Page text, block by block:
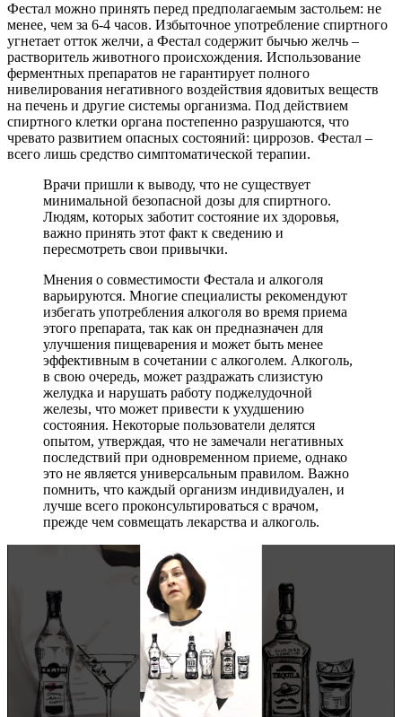
Фестал можно принять перед предполагаемым застольем: не
менее, чем за 6-4 часов. Избыточное употребление спиртного
угнетает отток желчи, а Фестал содержит бычью желчь –
растворитель животного происхождения. Использование
ферментных препаратов не гарантирует полного
нивелирования негативного воздействия ядовитых веществ
на печень и другие системы организма. Под действием
спиртного клетки органа постепенно разрушаются, что
чревато развитием опасных состояний: циррозов. Фестал –
всего лишь средство симптоматической терапии.
Врачи пришли к выводу, что не существует
минимальной безопасной дозы для спиртного.
Людям, которых заботит состояние их здоровья,
важно принять этот факт к сведению и
пересмотреть свои привычки.
Мнения о совместимости Фестала и алкоголя
варьируются. Многие специалисты рекомендуют
избегать употребления алкоголя во время приема
этого препарата, так как он предназначен для
улучшения пищеварения и может быть менее
эффективным в сочетании с алкоголем. Алкоголь,
в свою очередь, может раздражать слизистую
желудка и нарушать работу поджелудочной
железы, что может привести к ухудшению
состояния. Некоторые пользователи делятся
опытом, утверждая, что не замечали негативных
последствий при одновременном приеме, однако
это не является универсальным правилом. Важно
помнить, что каждый организм индивидуален, и
лучше всего проконсультироваться с врачом,
прежде чем совмещать лекарства и алкоголь.